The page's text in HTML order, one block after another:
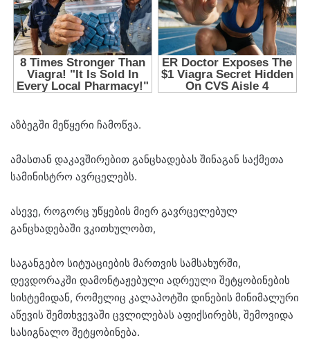
აზბეგში მეწყერი ჩამოწვა.
ამასთან დაკავშირებით განცხადებას შინაგან საქმეთა
სამინისტრო ავრცელებს.
ასევე, როგორც უწყების მიერ გავრცელებულ
განცხადებაში ვკითხულობთ,
საგანგებო სიტუაციების მართვის სამსახურში,
დევდორაკში დამონტაჟებული ადრეული შეტყობინების
სისტემიდან, რომელიც კალაპოტში დინების მინიმალური
აწევის შემთხვევაში ცვლილებას აფიქსირებს, შემოვიდა
სასიგნალო შეტყობინება.